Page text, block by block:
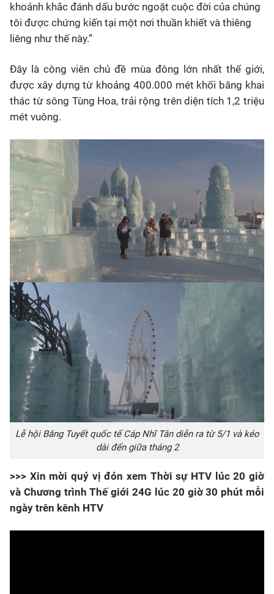
khoảnh khắc đánh dấu bước ngoặt cuộc đời của chúng
tôi được chứng kiến tại một nơi thuần khiết và thiêng
liêng như thế này.”
Đây là công viên chủ đề mùa đông lớn nhất thế giới,
được xây dựng từ khoảng 400.000 mét khối băng khai
thác từ sông Tùng Hoa, trải rộng trên diện tích 1,2 triệu
mét vuông.
Lễ hội Băng Tuyết quốc tế Cáp Nhĩ Tân diễn ra từ 5/1 và kéo
dài đến giữa tháng 2
>>> Xin mời quý vị đón xem Thời sự HTV lúc 20 giờ
và Chương trình Thế giới 24G lúc 20 giờ 30 phút mỗi
ngày trên kênh HTV